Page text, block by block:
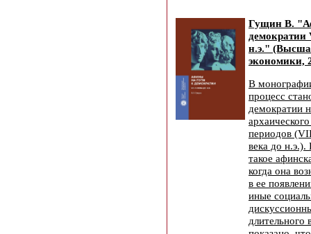
Гущин В.
н.э."
экономики,
В
процесс
демократии
периодов
века до
такое
когда она
в ее
иные
длительного